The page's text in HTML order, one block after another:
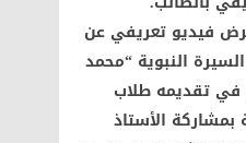
فيديو تعريفي عن
النبوية “محمد
في تقديمه طلاب
بمشاركة الأستاذ